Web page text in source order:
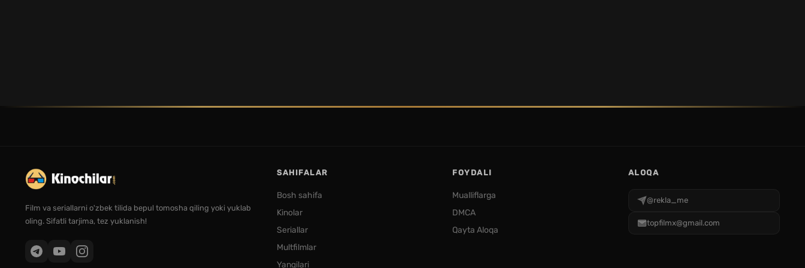
Film va seriallarni o'zbek tilida bepul tomosha qiling yoki yuklab
oling. Sifatli tarjima, tez yuklanish!
SAHIFALAR
Bosh sahifa
Kinolar
Seriallar
Multfilmlar
Yangilari
FOYDALI
Mualliflarga
DMCA
Qayta Aloqa
ALOQA
@rekla_me
topfilmx@gmail.com